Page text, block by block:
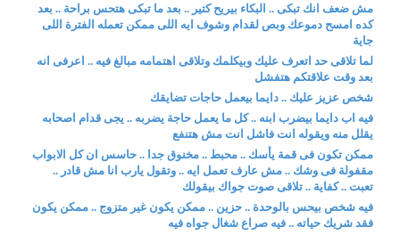
مش ضعف انك تبكى .. البكاء بيريح كتير .. بعد ما تبكى هتحس براحة .. بعد
كده امسح دموعك وبص لقدام وشوف ايه اللى ممكن تعمله الفترة اللى
جاية
لما تلاقى حد اتعرف عليك وبيكلمك وتلاقى اهتمامه مبالغ فيه .. اعرفى انه
بعد وقت علاقتكم هتفشل
شخص عزيز عليك .. دايما بيعمل حاجات تضايقك
فيه اب دايما بيضرب ابنه .. كل ما يعمل حاجة يضربه .. يجى قدام اصحابه
يقلل منه ويقوله انت فاشل انت مش هتنفع
ممكن تكون فى قمة يأسك .. محبط .. مخنوق جدا .. حاسس ان كل الابواب
مقفولة فى وشك .. مش عارف تعمل ايه .. وتقول يارب انا مش قادر ..
تعبت .. كفاية .. تلاقى صوت جواك بيقولك
فيه شخص بيحس بالوحدة .. حزين .. ممكن يكون غير متزوج .. ممكن يكون
فقد شريك حياته .. فيه صراع شغال جواه فيه